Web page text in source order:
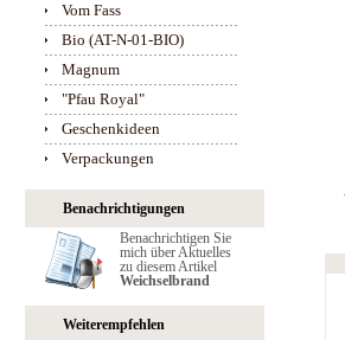
Vom Fass
Bio (AT-N-01-BIO)
Magnum
"Pfau Royal"
Geschenkideen
Verpackungen
Benachrichtigungen
Benachrichtigen Sie
mich über Aktuelles
zu diesem Artikel
Weichselbrand
Weiterempfehlen